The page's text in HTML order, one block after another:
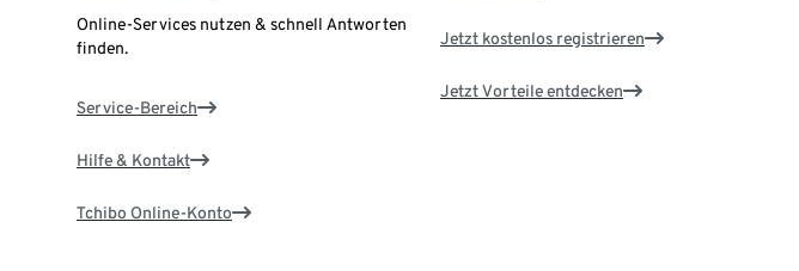
Online-Services nutzen & schnell Antworten
finden.
Service-Bereich
Hilfe & Kontakt
Tchibo Online-Konto
Jetzt kostenlos registrieren
Jetzt Vorteile entdecken